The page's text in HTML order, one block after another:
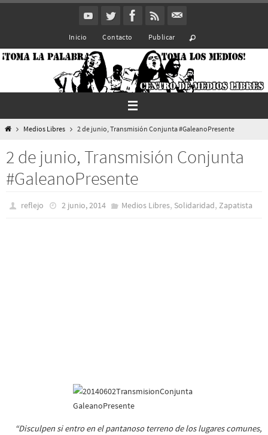
Inicio Contacto Publicar
InicioMedios Libres 2 de junio, Transmisión Conjunta #GaleanoPresente
2 de junio, Transmisión Conjunta
#GaleanoPresente
reflejo 2 junio, 2014 Medios Libres, Solidaridad, Zapatista
“Disculpen si entro en el pantanoso terreno de los lugares comunes,